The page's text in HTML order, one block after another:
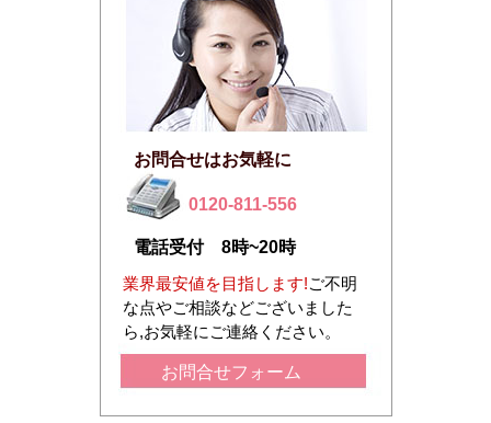
お問合せはお気軽に
0120-811-556
電話受付 8時~20時
業界最安値を目指します!ご不明
な点やご相談などございました
ら,お気軽にご連絡ください。
お問合せフォーム